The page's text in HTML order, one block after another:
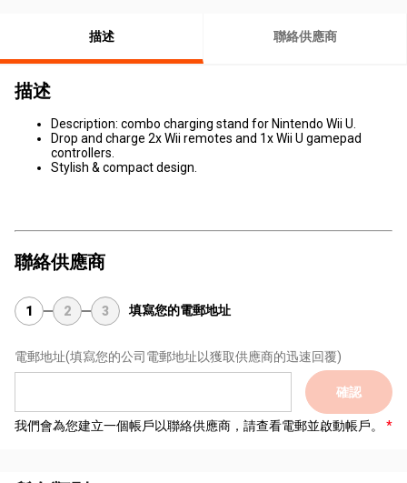
描述 聯絡供應商
描述
Description: combo charging stand for Nintendo Wii U.
Drop and charge 2x Wii remotes and 1x Wii U gamepad
controllers.
Stylish & compact design.
聯絡供應商
1 2 3 填寫您的電郵地址
電郵地址(填寫您的公司電郵地址以獲取供應商的迅速回覆)
確認
我們會為您建立一個帳戶以聯絡供應商，請查看電郵並啟動帳戶。